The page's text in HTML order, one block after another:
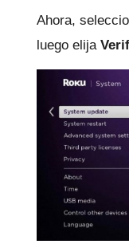
Ahora,
luego elija